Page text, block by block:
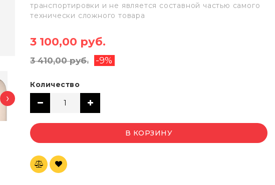
›
транспортировки и не является составной частью самого
технически сложного товара
3 100,00 руб.
3 410,00 руб. -9%
Количество
В КОРЗИНУ